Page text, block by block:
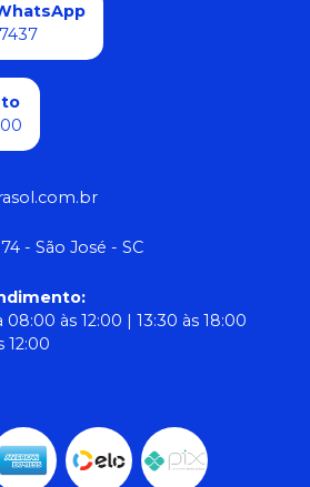
- São José - SC
:
às 12:00 | 13:30 às 18:00
12:00